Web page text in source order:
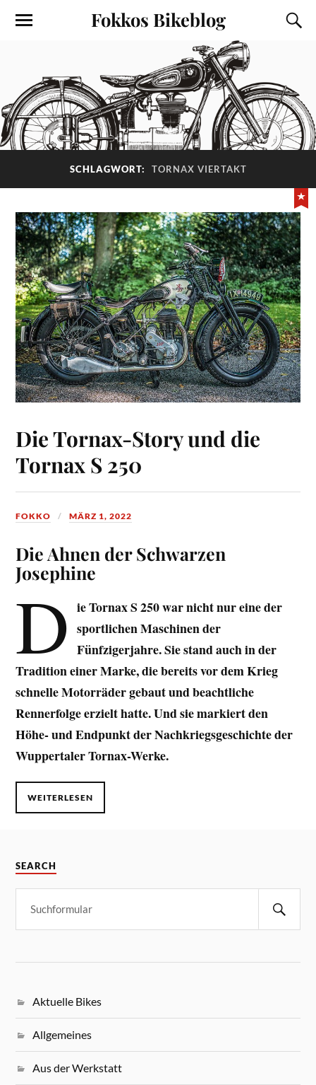
Fokkos Bikeblog
SCHLAGWORT: TORNAX VIERTAKT
Die Tornax-Story und die
Tornax S 250
FOKKO MÄRZ 1, 2022
Die Ahnen der Schwarzen
Josephine
D ie Tornax S 250 war nicht nur eine der
sportlichen Maschinen der
Fünfzigerjahre. Sie stand auch in der
Tradition einer Marke, die bereits vor dem Krieg
schnelle Motorräder gebaut und beachtliche
Rennerfolge erzielt hatte. Und sie markiert den
Höhe- und Endpunkt der Nachkriegsgeschichte der
Wuppertaler Tornax-Werke.
WEITERLESEN
SEARCH
Aktuelle Bikes
Allgemeines
Aus der Werkstatt